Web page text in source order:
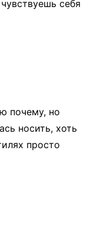
себя
почему, но
носить, хоть
просто